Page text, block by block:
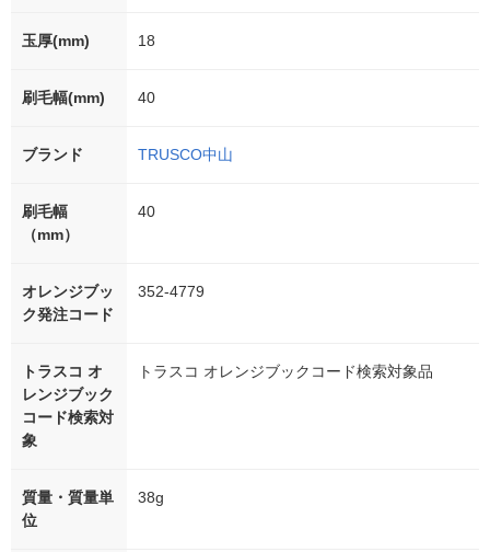
玉厚(mm) 18
刷毛幅(mm) 40
ブランド TRUSCO中山
刷毛幅
（mm）
40
オレンジブッ
ク発注コード
352-4779
トラスコ オ
レンジブック
コード検索対
象
トラスコ オレンジブックコード検索対象品
質量・質量単
位
38g